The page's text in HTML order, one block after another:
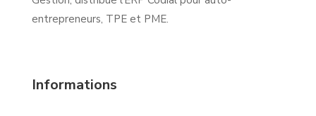
entrepreneurs, TPE et PME.
Informations